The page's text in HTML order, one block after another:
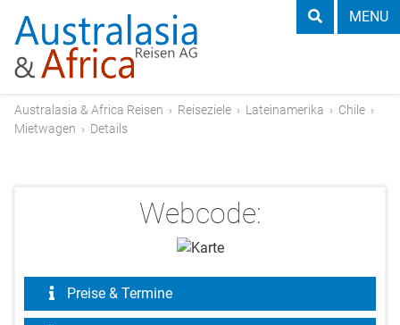
MENU
Australasia & Africa Reisen › Reiseziele › Lateinamerika › Chile ›
Mietwagen › Details
Webcode:
Preise & Termine